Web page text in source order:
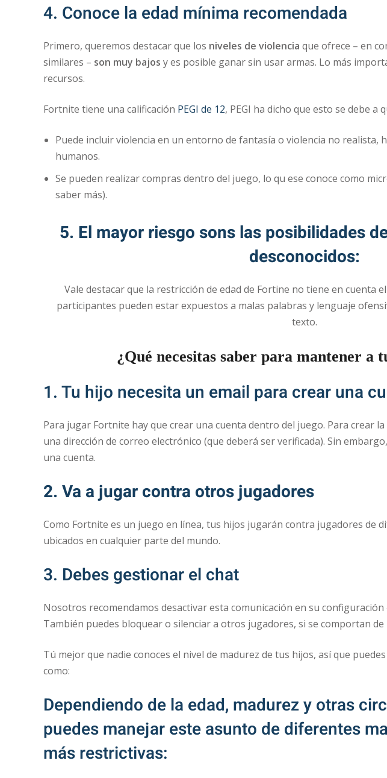
4. Conoce la edad mínima recomendada
Primero, queremos destacar que los niveles de violencia que ofrece – en
similares – son muy bajos y es posible ganar sin usar armas. Lo más
recursos.
Fortnite tiene una calificación PEGI de 12, PEGI ha dicho que esto se debe a
Puede incluir violencia en un entorno de fantasía o violencia no realista,
humanos.
Se pueden realizar compras dentro del juego, lo qu ese conoce como
saber más).
5. El mayor riesgo sons las posibilidades
desconocidos:
Vale destacar que la restricción de edad de Fortine no tiene en cuenta
participantes pueden estar expuestos a malas palabras y lenguaje
texto.
¿Qué necesitas saber para mantener a
1. Tu hijo necesita un email para crear una
Para jugar Fortnite hay que crear una cuenta dentro del juego. Para crear
una dirección de correo electrónico (que deberá ser verificada). Sin
una cuenta.
2. Va a jugar contra otros jugadores
Como Fortnite es un juego en línea, tus hijos jugarán contra jugadores de
ubicados en cualquier parte del mundo.
3. Debes gestionar el chat
Nosotros recomendamos desactivar esta comunicación en su
También puedes bloquear o silenciar a otros jugadores, si se comportan
Tú mejor que nadie conoces el nivel de madurez de tus hijos, así que
como:
Dependiendo de la edad, madurez y otras
puedes manejar este asunto de diferentes
más restrictivas: